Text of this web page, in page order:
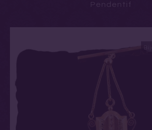
Pendentif